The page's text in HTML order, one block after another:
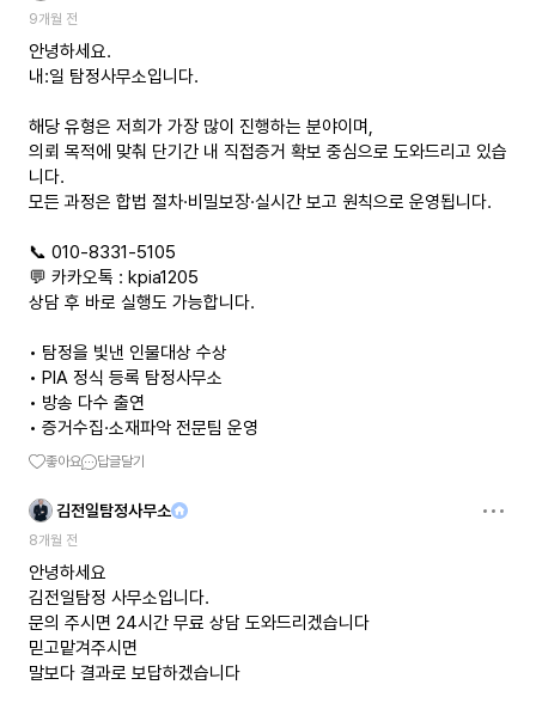
9개월 전
안녕하세요.
내:일 탐정사무소입니다.
해당 유형은 저희가 가장 많이 진행하는 분야이며,
의뢰 목적에 맞춰 단기간 내 직접증거 확보 중심으로 도와드리고 있습
니다.
모든 과정은 합법 절차·비밀보장·실시간 보고 원칙으로 운영됩니다.
📞 010-8331-5105
💬 카카오톡 : kpia1205
상담 후 바로 실행도 가능합니다.
• 탐정을 빛낸 인물대상 수상
• PIA 정식 등록 탐정사무소
• 방송 다수 출연
• 증거수집·소재파악 전문팀 운영
좋아요 답글달기
김전일탐정사무소
8개월 전
안녕하세요
김전일탐정 사무소입니다.
문의 주시면 24시간 무료 상담 도와드리겠습니다
믿고맡겨주시면
말보다 결과로 보답하겠습니다